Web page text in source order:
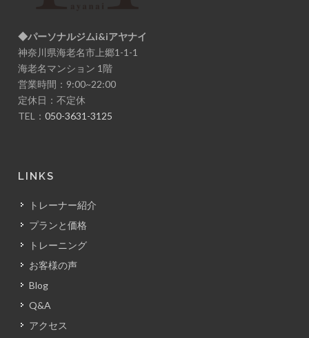
◆パーソナルジムi&iアヤナイ
神奈川県海老名市上郷1-1-1
海老名マンション 1階
営業時間：9:00~22:00
定休日：不定休
TEL：050-3631-3125
LINKS
トレーナー紹介
プランと価格
トレーニング
お客様の声
Blog
Q&A
アクセス